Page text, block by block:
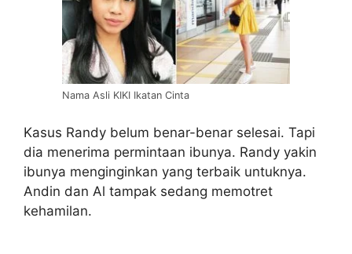
Nama Asli KIKI Ikatan Cinta
Kasus Randy belum benar-benar selesai. Tapi
dia menerima permintaan ibunya. Randy yakin
ibunya menginginkan yang terbaik untuknya.
Andin dan Al tampak sedang memotret
kehamilan.